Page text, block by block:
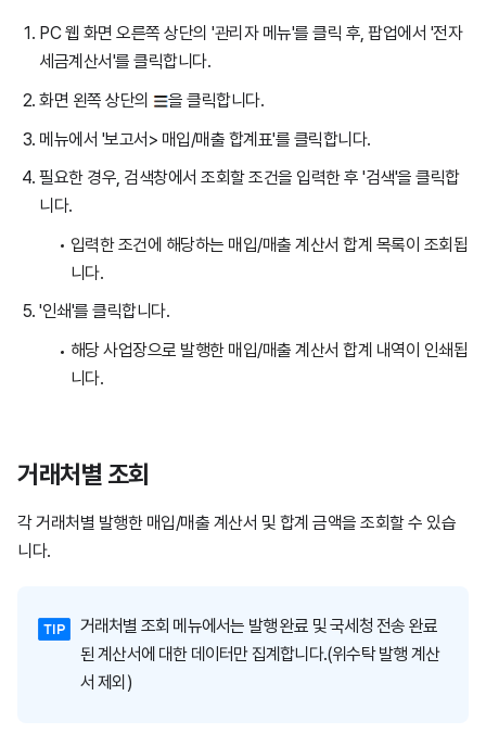
PC 웹 화면 오른쪽 상단의 '관리자 메뉴'를 클릭 후, 팝업에서 '전자
세금계산서'를 클릭합니다.
화면 왼쪽 상단의
을 클릭합니다.
메뉴에서 '보고서> 매입/매출 합계표'를 클릭합니다.
필요한 경우, 검색창에서 조회할 조건을 입력한 후 '검색'을 클릭합
니다.
입력한 조건에 해당하는 매입/매출 계산서 합계 목록이 조회됩
니다.
'인쇄'를 클릭합니다.
해당 사업장으로 발행한 매입/매출 계산서 합계 내역이 인쇄됩
니다.
거래처별 조회
각 거래처별 발행한 매입/매출 계산서 및 합계 금액을 조회할 수 있습
니다.
거래처별 조회 메뉴에서는 발행 완료 및 국세청 전송 완료
된 계산서에 대한 데이터만 집계합니다.(위수탁 발행 계산
서 제외)